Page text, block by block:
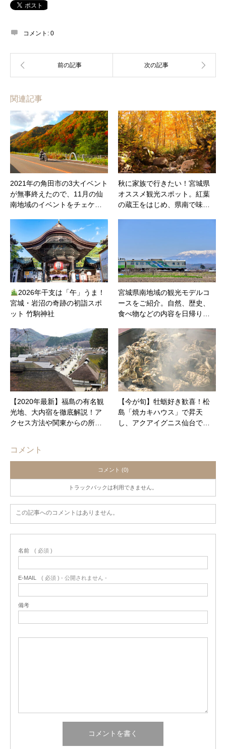
コメント: 0
関連記事
2021年の角田市の3大イベント
が無事終えたので、11月の仙
南地域のイベントをチェケ…
秋に家族で行きたい！宮城県
オススメ観光スポット。紅葉
の蔵王をはじめ、県南で味…
2026年干支は「午」うま！
宮城・岩沼の奇跡の初詣スポ
ット 竹駒神社
宮城県南地域の観光モデルコ
ースをご紹介。自然、歴史、
食べ物などの内容を日帰り…
【2020年最新】福島の有名観
光地、大内宿を徹底解説！ア
クセス方法や関東からの所…
【今が旬】牡蛎好き歓喜！松
島「焼カキハウス」で昇天
し、アクアイグニス仙台で…
コメント
コメント (0)
トラックバックは利用できません。
この記事へのコメントはありません。
名前 ( 必須 )
E-MAIL ( 必須 ) - 公開されません -
備考